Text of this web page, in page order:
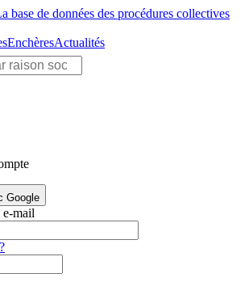
base de données des procédures collectives
EnchèresActualités
Google
e-mail